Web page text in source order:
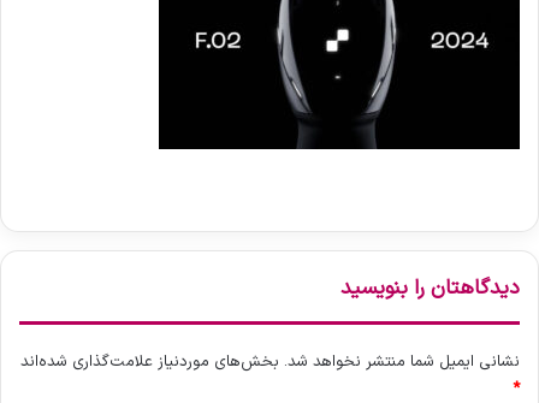
دیدگاهتان را بنویسید
نشانی ایمیل شما منتشر نخواهد شد. بخش‌های موردنیاز علامت‌گذاری شده‌اند
*